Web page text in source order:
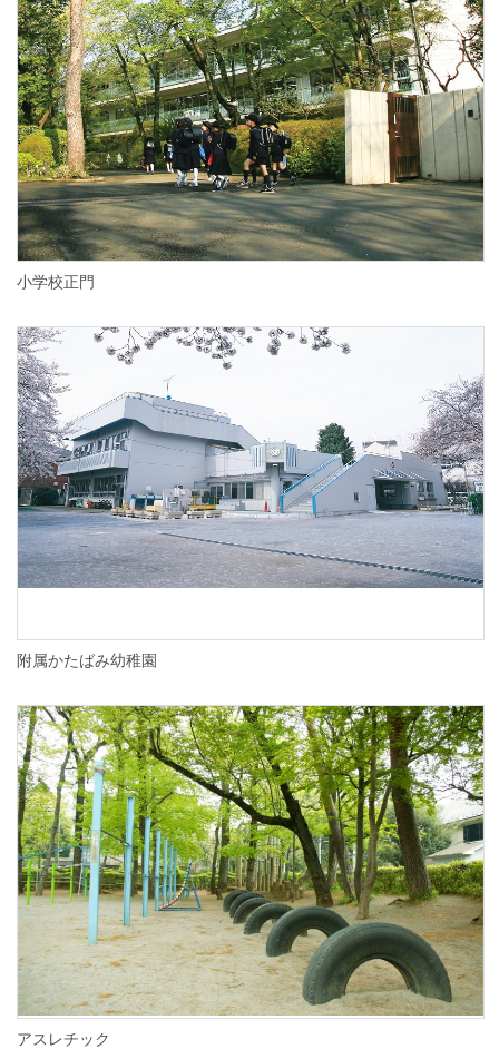
小学校正門
附属かたばみ幼稚園
アスレチック